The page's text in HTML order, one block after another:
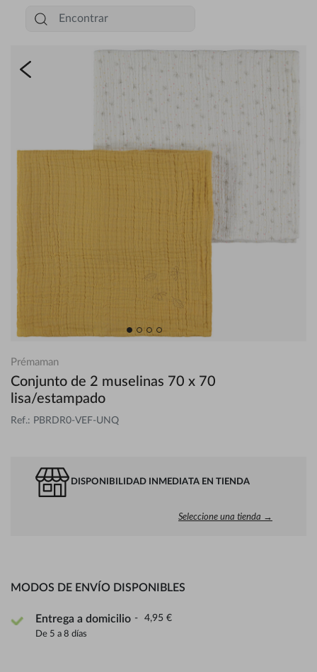
Prémaman
Conjunto de 2 muselinas 70 x 70
lisa/estampado
Ref.: PBRDR0-VEF-UNQ
DISPONIBILIDAD INMEDIATA EN TIENDA
Seleccione una tienda →
MODOS DE ENVÍO DISPONIBLES
Entrega a domicilio 4,95 €
De 5 a 8 días